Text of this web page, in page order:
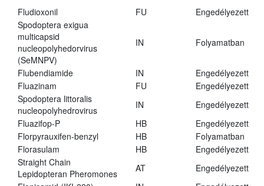
Fludioxonil FU
Engedélyezett
Spodoptera exigua
multicapsid
nucleopolyhedorvirus
(SeMNPV)
IN Folyamatban
Flubendiamide IN
Engedélyezett
Fluazinam
FU
Engedélyezett
Spodoptera littoralis
nucleopolyhedrovirus
IN
Engedélyezett
Fluazifop-P
HB
Engedélyezett
Florpyrauxifen-benzyl
HB
Folyamatban
Florasulam
HB
Engedélyezett
Straight Chain
Lepidopteran Pheromones
AT
Engedélyezett